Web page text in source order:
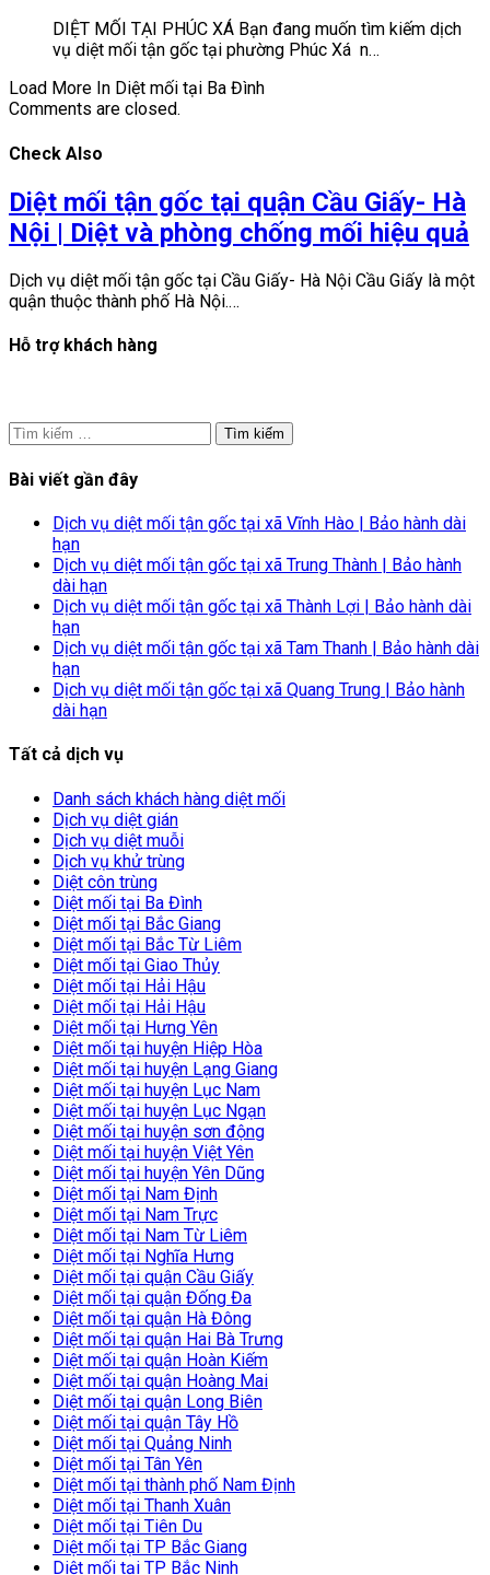
DIỆT MỐI TẠI PHÚC XÁ Bạn đang muốn tìm kiếm dịch
vụ diệt mối tận gốc tại phường Phúc Xá n…
Load More In Diệt mối tại Ba Đình
Comments are closed.
Check Also
Diệt mối tận gốc tại quận Cầu Giấy- Hà
Nội | Diệt và phòng chống mối hiệu quả
Dịch vụ diệt mối tận gốc tại Cầu Giấy- Hà Nội Cầu Giấy là một
quận thuộc thành phố Hà Nội.…
Hỗ trợ khách hàng
Tìm
cho:
Bài viết gần đây
Dịch vụ diệt mối tận gốc tại xã Vĩnh Hào | Bảo hành dài
hạn
Dịch vụ diệt mối tận gốc tại xã Trung Thành | Bảo hành
dài hạn
Dịch vụ diệt mối tận gốc tại xã Thành Lợi | Bảo hành dài
hạn
Dịch vụ diệt mối tận gốc tại xã Tam Thanh | Bảo hành dài
hạn
Dịch vụ diệt mối tận gốc tại xã Quang Trung | Bảo hành
dài hạn
Tất cả dịch vụ
Danh sách khách hàng diệt mối
Dịch vụ diệt gián
Dịch vụ diệt muỗi
Dịch vụ khử trùng
Diệt côn trùng
Diệt mối tại Ba Đình
Diệt mối tại Bắc Giang
Diệt mối tại Bắc Từ Liêm
Diệt mối tại Giao Thủy
Diệt mối tại Hải Hậu
Diệt mối tại Hải Hậu
Diệt mối tại Hưng Yên
Diệt mối tại huyện Hiệp Hòa
Diệt mối tại huyện Lạng Giang
Diệt mối tại huyện Lục Nam
Diệt mối tại huyện Lục Ngạn
Diệt mối tại huyện sơn động
Diệt mối tại huyện Việt Yên
Diệt mối tại huyện Yên Dũng
Diệt mối tại Nam Định
Diệt mối tại Nam Trực
Diệt mối tại Nam Từ Liêm
Diệt mối tại Nghĩa Hưng
Diệt mối tại quận Cầu Giấy
Diệt mối tại quận Đống Đa
Diệt mối tại quận Hà Đông
Diệt mối tại quận Hai Bà Trưng
Diệt mối tại quận Hoàn Kiếm
Diệt mối tại quận Hoàng Mai
Diệt mối tại quận Long Biên
Diệt mối tại quận Tây Hồ
Diệt mối tại Quảng Ninh
Diệt mối tại Tân Yên
Diệt mối tại thành phố Nam Định
Diệt mối tại Thanh Xuân
Diệt mối tại Tiên Du
Diệt mối tại TP Bắc Giang
Diệt mối tại TP Bắc Ninh